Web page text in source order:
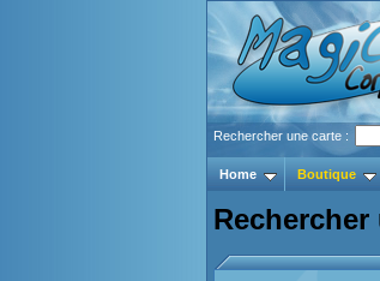
Rechercher une carte :
Home Boutique
Rechercher